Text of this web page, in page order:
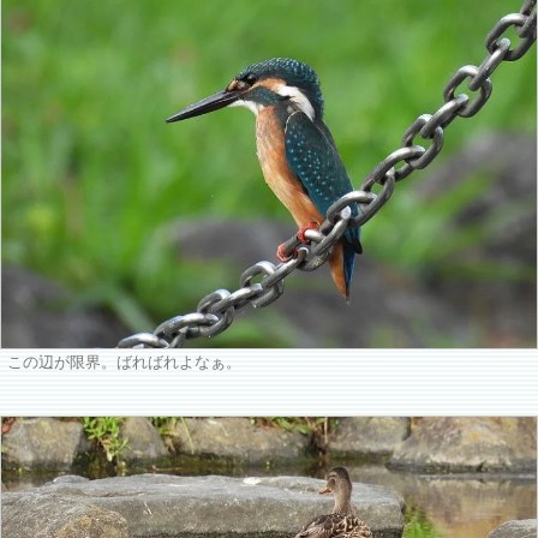
この辺が限界。ばればれよなぁ。